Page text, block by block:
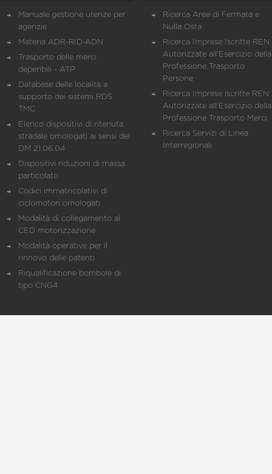
Manuale gestione utenze per
agenzie
Materia ADR-RID-ADN
Trasporto delle merci
deperibili - ATP
Database delle località a
supporto dei sistemi RDS
TMC
Elenco dispositivi di ritenuta
stradale omologati ai sensi del
DM 21.06.04
Dispositivi riduzioni di massa
particolato
Codici immatricolativi di
ciclomotori omologati
Modalità di collegamento al
CED motorizzazione
Modalità operative per il
rinnovo delle patenti
Riqualificazione bombole di
tipo CNG4
Ricerca Aree di Fermata e
Nulla Osta
Ricerca Imprese Iscritte REN
Autorizzate all'Esercizio della
Professione Trasporto
Persone
Ricerca Imprese iscritte REN
Autorizzate all'Esercizio della
Professione Trasporto Merci
Ricerca Servizi di Linea
Interregionali